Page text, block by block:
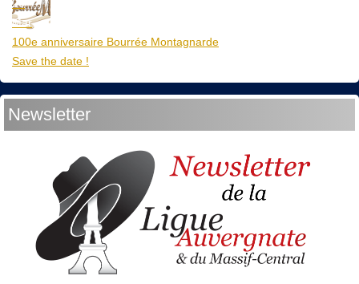
20
Mar
100e anniversaire Bourrée Montagnarde
Save the date !
Newsletter